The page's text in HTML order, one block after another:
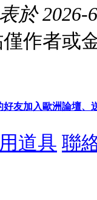
於 2026-
作者或
好友加入歐洲論壇、
道具 聯